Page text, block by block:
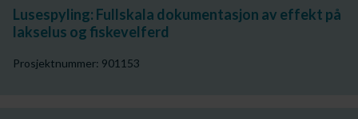
Lusespyling: Fullskala dokumentasjon av effekt på
lakselus og fiskevelferd
Prosjektnummer: 901153